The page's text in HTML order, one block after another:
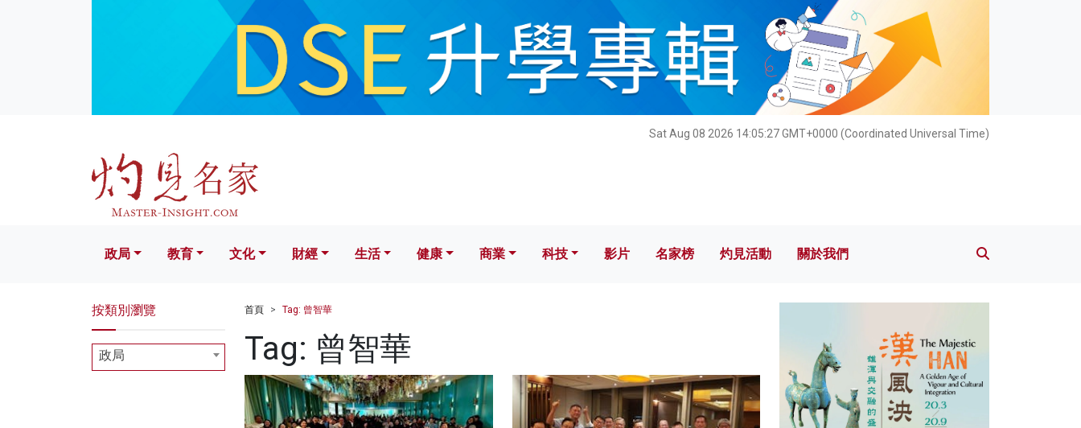
Sat Aug 08 2026 14:05:28 GMT+0000 (Coordinated Universal Time)
文化 財經 生活 健康 科技 影片 名家榜 灼見活動 關於我們
政局 教育 文化 財經 生活 健康 商業 科技 影片 名家榜 灼見活動 關於我們
首頁 Tag: 曾智華
Tag: 曾智華
按類別瀏覽
政局